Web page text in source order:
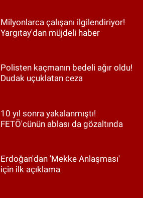
Milyonlarca çalışanı ilgilendiriyor!
Yargıtay'dan müjdeli haber
Polisten kaçmanın bedeli ağır oldu!
Dudak uçuklatan ceza
10 yıl sonra yakalanmıştı!
FETÖ'cünün ablası da gözaltında
Erdoğan'dan 'Mekke Anlaşması'
için ilk açıklama